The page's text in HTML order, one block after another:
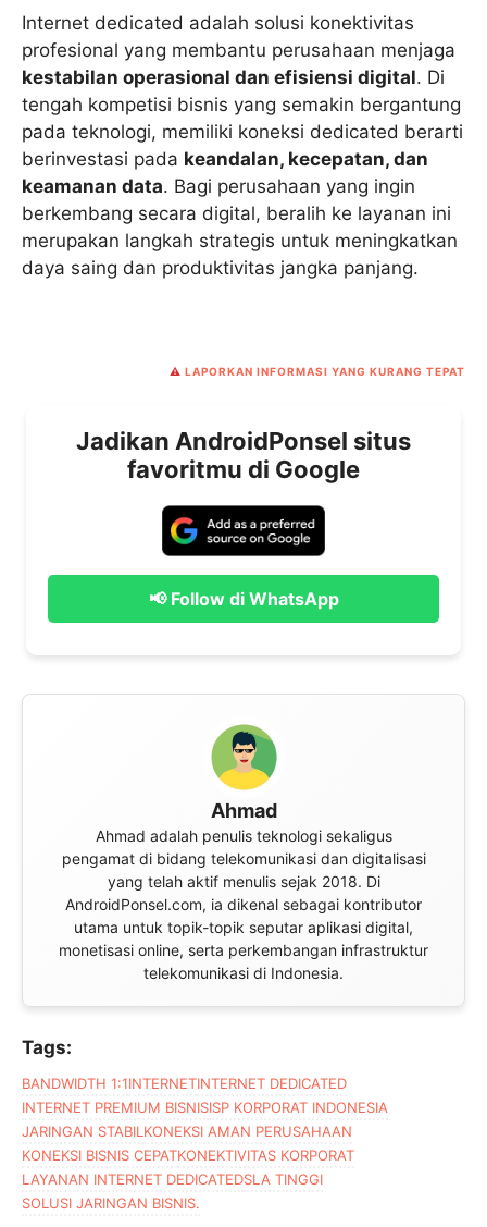
Internet dedicated adalah solusi konektivitas
profesional yang membantu perusahaan menjaga
kestabilan operasional dan efisiensi digital. Di
tengah kompetisi bisnis yang semakin bergantung
pada teknologi, memiliki koneksi dedicated berarti
berinvestasi pada keandalan, kecepatan, dan
keamanan data. Bagi perusahaan yang ingin
berkembang secara digital, beralih ke layanan ini
merupakan langkah strategis untuk meningkatkan
daya saing dan produktivitas jangka panjang.
⚠️ LAPORKAN INFORMASI YANG KURANG TEPAT
Jadikan AndroidPonsel situs
favoritmu di Google
📢 Follow di WhatsApp
Ahmad
Ahmad adalah penulis teknologi sekaligus
pengamat di bidang telekomunikasi dan digitalisasi
yang telah aktif menulis sejak 2018. Di
AndroidPonsel.com, ia dikenal sebagai kontributor
utama untuk topik-topik seputar aplikasi digital,
monetisasi online, serta perkembangan infrastruktur
telekomunikasi di Indonesia.
Tags:
BANDWIDTH 1:1INTERNETINTERNET DEDICATED
INTERNET PREMIUM BISNISISP KORPORAT INDONESIA
JARINGAN STABILKONEKSI AMAN PERUSAHAAN
KONEKSI BISNIS CEPATKONEKTIVITAS KORPORAT
LAYANAN INTERNET DEDICATEDSLA TINGGI
SOLUSI JARINGAN BISNIS.